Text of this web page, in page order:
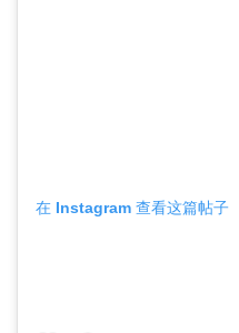
在 Instagram 查看这篇帖子